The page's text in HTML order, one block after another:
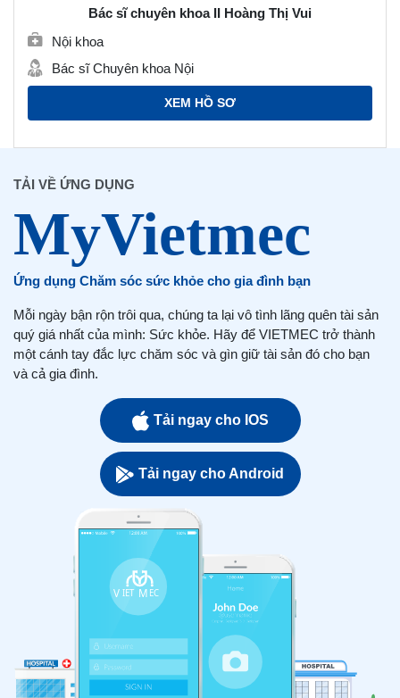
Bác sĩ chuyên khoa II Hoàng Thị Vui
Nội khoa
Bác sĩ Chuyên khoa Nội
XEM HỒ SƠ
TẢI VỀ ỨNG DỤNG
Ứng dụng Chăm sóc sức khỏe cho gia đình bạn
Mỗi ngày bận rộn trôi qua, chúng ta lại vô tình lãng quên tài sản
quý giá nhất của mình: Sức khỏe. Hãy để VIETMEC trở thành
một cánh tay đắc lực chăm sóc và gìn giữ tài sản đó cho bạn
và cả gia đình.
Tải ngay cho IOS
Tải ngay cho Android